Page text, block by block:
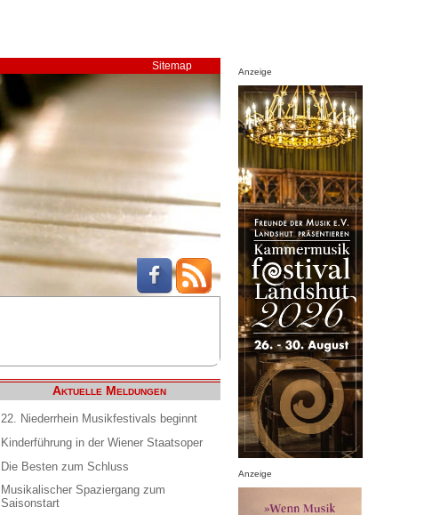
Sitemap
Aktuelle Meldungen
22. Niederrhein Musikfestivals beginnt
Kinderführung in der Wiener Staatsoper
Die Besten zum Schluss
Musikalischer Spaziergang zum
Saisonstart
Anzeige
Anzeige